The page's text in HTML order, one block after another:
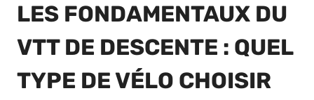
LES FONDAMENTAUX DU
VTT DE DESCENTE : QUEL
TYPE DE VÉLO CHOISIR